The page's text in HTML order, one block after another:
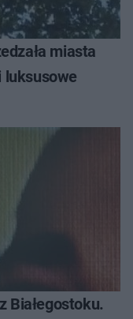
miasta
luksusowe
Białegostoku.